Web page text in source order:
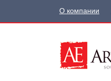
О компании